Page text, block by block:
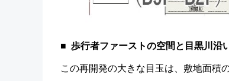
歩行者ファーストの空間と目黒川沿
この再開発の大きな目玉は、敷地面積